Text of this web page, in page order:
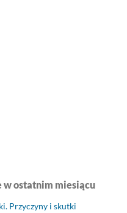
w ostatnim miesiącu
Przyczyny i skutki